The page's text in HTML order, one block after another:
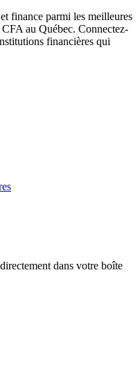
finance parmi les meilleures
au Québec. Connectez-
financières qui
dans votre boîte